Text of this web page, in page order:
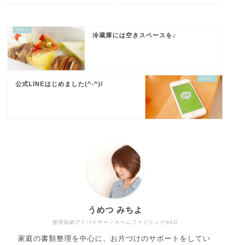
冷蔵庫には空きスペースを♪
公式LINEはじめました(^-^)/
整理収納アドバイザー／ホームファイリング®AD
うめつ みちよ
家庭の書類整理を中心に、お片づけのサポートをしてい